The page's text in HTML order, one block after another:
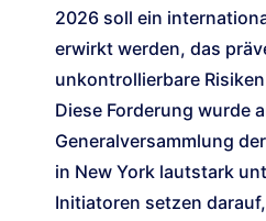
2026 soll ein
erwirkt werden, das
unkontrollierbare
Diese Forderung wurde
Generalversammlung
in New York lautstark
Initiatoren setzen